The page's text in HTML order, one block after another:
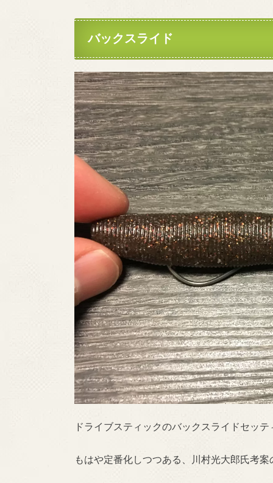
バックスライド
ドライブスティックのバックスライドセッテ
もはや定番化しつつある、川村光大郎氏考